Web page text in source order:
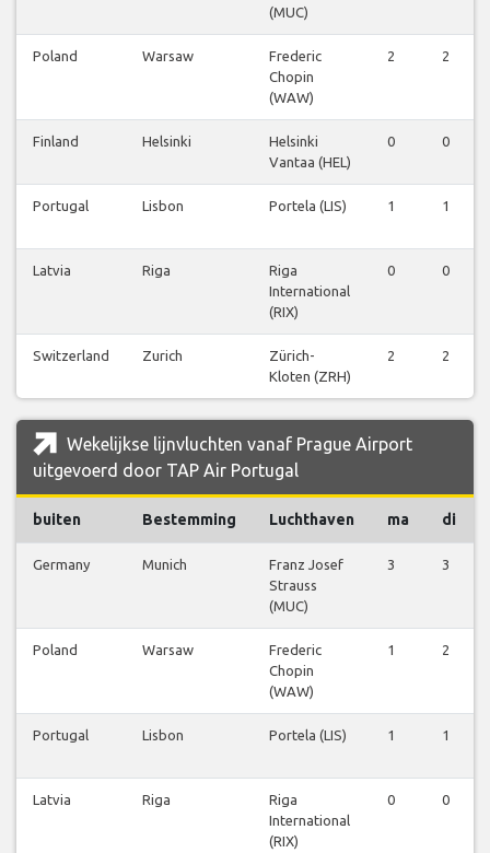
(MUC)
Poland Warsaw
Frederic
Chopin
(WAW)
2 2
Finland Helsinki
Helsinki
Vantaa (HEL)
0 0
Portugal Lisbon Portela (LIS) 1 1
Latvia Riga
Riga
International
(RIX)
0 0
Switzerland Zurich
Zürich-
Kloten (ZRH)
2 2
Wekelijkse lijnvluchten vanaf Prague Airport
uitgevoerd door TAP Air Portugal
buiten Bestemming Luchthaven ma di
Germany Munich
Franz Josef
Strauss
(MUC)
3 3
Poland Warsaw
Frederic
Chopin
(WAW)
1 2
Portugal Lisbon Portela (LIS) 1 1
Latvia Riga
Riga
International
(RIX)
0 0